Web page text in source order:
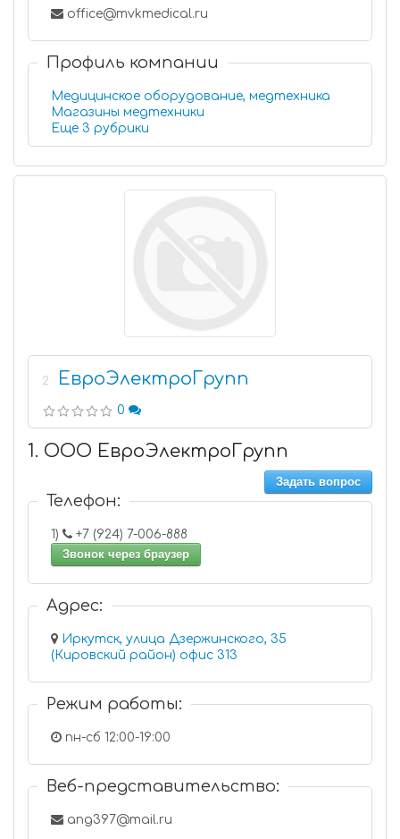
office@mvkmedical.ru
Профиль компании
Медицинское оборудование, медтехника
Магазины медтехники
Еще 3 рубрики
2 ЕвроЭлектроГрупп
0
1. ООО ЕвроЭлектроГрупп
Задать вопрос
Телефон:
1)
+7 (924) 7-006-888
Звонок через браузер
Адрес:
Иркутск, улица Дзержинского, 35
(Кировский район) офис 313
Режим работы:
пн-сб 12:00-19:00
Веб-представительство:
ang397@mail.ru